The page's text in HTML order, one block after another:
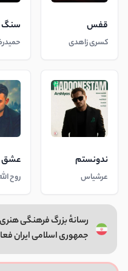
قفس
کسری زاهدی
سنگ
ندونستم
عرشیاس
عشق
روح
رسانهٔ بزرگ فرهنگی
جمهوری اسلامی ایران